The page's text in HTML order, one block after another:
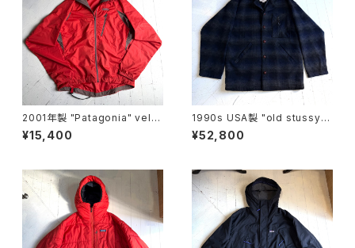
2001年製 "Patagonia" velo
city O2 jacket
¥15,400
1990s USA製 "old stussy"
omble check jacket
¥52,800